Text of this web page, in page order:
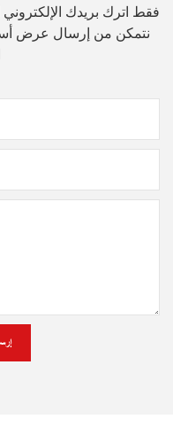
فقط اترك بريدك
نتمكن من إرسال عرض